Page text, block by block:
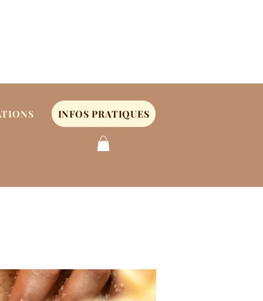
INFOS PRATIQUES